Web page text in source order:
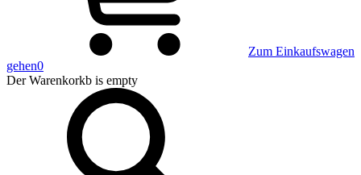
Zum Einkaufswagen
gehen0
Der Warenkorkb is empty